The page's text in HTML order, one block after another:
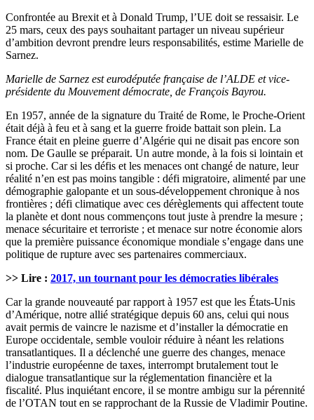
Confrontée au Brexit et à Donald Trump, l’UE doit se ressaisir. Le
25 mars, ceux des pays souhaitant partager un niveau supérieur
d’ambition devront prendre leurs responsabilités, estime Marielle de
Sarnez.
Marielle de Sarnez est eurodéputée française de l’ALDE et vice-
présidente du Mouvement démocrate, de François Bayrou.
En 1957, année de la signature du Traité de Rome, le Proche-Orient
était déjà à feu et à sang et la guerre froide battait son plein. La
France était en pleine guerre d’Algérie qui ne disait pas encore son
nom. De Gaulle se préparait. Un autre monde, à la fois si lointain et
si proche. Car si les défis et les menaces ont changé de nature, leur
réalité n’en est pas moins tangible : défi migratoire, alimenté par une
démographie galopante et un sous-développement chronique à nos
frontières ; défi climatique avec ces dérèglements qui affectent toute
la planète et dont nous commençons tout juste à prendre la mesure ;
menace sécuritaire et terroriste ; et menace sur notre économie alors
que la première puissance économique mondiale s’engage dans une
politique de rupture avec ses partenaires commerciaux.
>> Lire : 2017, un tournant pour les démocraties libérales
Car la grande nouveauté par rapport à 1957 est que les États-Unis
d’Amérique, notre allié stratégique depuis 60 ans, celui qui nous
avait permis de vaincre le nazisme et d’installer la démocratie en
Europe occidentale, semble vouloir réduire à néant les relations
transatlantiques. Il a déclenché une guerre des changes, menace
l’industrie européenne de taxes, interrompt brutalement tout le
dialogue transatlantique sur la réglementation financière et la
fiscalité. Plus inquiétant encore, il se montre ambigu sur la pérennité
de l’OTAN tout en se rapprochant de la Russie de Vladimir Poutine.